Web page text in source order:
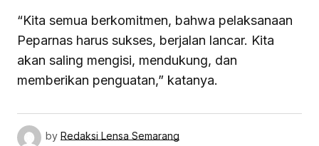
“Kita semua berkomitmen, bahwa pelaksanaan
Peparnas harus sukses, berjalan lancar. Kita
akan saling mengisi, mendukung, dan
memberikan penguatan,” katanya.
by Redaksi Lensa Semarang